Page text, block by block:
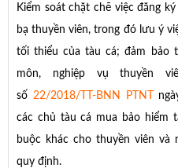
Kiểm soát chặt chẽ việc đăng
bạ thuyền viên, trong đó lưu ý
tối thiểu của tàu cá; đảm bảo
môn, nghiệp vụ thuyền
số 22/2018/TT-BNN PTNT
các chủ tàu cá mua bảo hiểm
buộc khác cho thuyền viên
quy định.